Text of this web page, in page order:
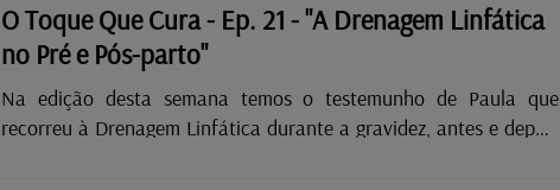
pelas 9h40, "O Toque Que Cura", por Gabriela de Lacerda, na sua
Brigada da Manhã. #RádioLatina #BrigadadaManhã #Linfologia
#TecnicaDrenagemManual #DrenagemManual #Luxemburgo
#DrVodder...
O Toque Que Cura - Ep. 21 - "A Drenagem Linfática
no Pré e Pós-parto"
Na edição desta semana temos o testemunho de Paula que
recorreu à Drenagem Linfática durante a gravidez, antes e depois